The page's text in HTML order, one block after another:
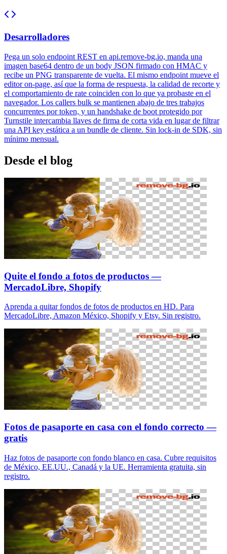
Desarrolladores
Pega un solo endpoint REST en api.remove-bg.io, manda una
imagen base64 dentro de un body JSON firmado con HMAC y
recibe un PNG transparente de vuelta. El mismo endpoint mueve el
editor on-page, así que la forma de respuesta, la calidad de recorte y
el comportamiento de rate coinciden con lo que ya probaste en el
navegador. Los callers bulk se mantienen abajo de tres trabajos
concurrentes por token, y un handshake de boot protegido por
Turnstile intercambia llaves de firma de corta vida en lugar de filtrar
una API key estática a un bundle de cliente. Sin lock-in de SDK, sin
mínimo mensual.
Desde el blog
Quite el fondo a fotos de productos —
MercadoLibre, Shopify
Aprenda a quitar fondos de fotos de productos en HD. Para
MercadoLibre, Amazon México, Shopify y Etsy. Sin registro.
Fotos de pasaporte en casa con el fondo correcto —
gratis
Haz fotos de pasaporte con fondo blanco en casa. Cubre requisitos
de México, EE.UU., Canadá y la UE. Herramienta gratuita, sin
registro.